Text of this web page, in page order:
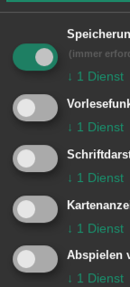
Lied
Variationen
sowie eine
Cohens
von Jan
Bernaerts
Christmas“
Orchester
besinnliche
(immer
↓ 1 Dienst
↓ 1 Dienst
↓ 1 Dienst
↓ 1 Dienst
Abspielen
↓ 1 Dienst